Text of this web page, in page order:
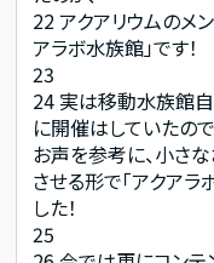
22アクアリウムのメ
アラボ水族館」です！
23
24 実は移動水族館
に開催はしていたの
お声を参考に、小さ
させる形で「アクア
した！
25